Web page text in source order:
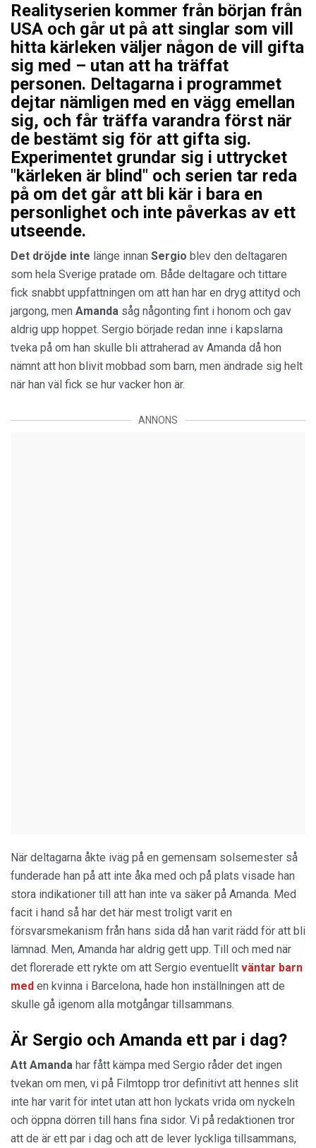
Realityserien kommer från början från
USA och går ut på att singlar som vill
hitta kärleken väljer någon de vill gifta
sig med – utan att ha träffat
personen. Deltagarna i programmet
dejtar nämligen med en vägg emellan
sig, och får träffa varandra först när
de bestämt sig för att gifta sig.
Experimentet grundar sig i uttrycket
"kärleken är blind" och serien tar reda
på om det går att bli kär i bara en
personlighet och inte påverkas av ett
utseende.
Det dröjde inte länge innan Sergio blev den deltagaren
som hela Sverige pratade om. Både deltagare och tittare
fick snabbt uppfattningen om att han har en dryg attityd och
jargong, men Amanda såg någonting fint i honom och gav
aldrig upp hoppet. Sergio började redan inne i kapslarna
tveka på om han skulle bli attraherad av Amanda då hon
nämnt att hon blivit mobbad som barn, men ändrade sig helt
när han väl fick se hur vacker hon är.
ANNONS
När deltagarna åkte iväg på en gemensam solsemester så
funderade han på att inte åka med och på plats visade han
stora indikationer till att han inte va säker på Amanda. Med
facit i hand så har det här mest troligt varit en
försvarsmekanism från hans sida då han varit rädd för att bli
lämnad. Men, Amanda har aldrig gett upp. Till och med när
det florerade ett rykte om att Sergio eventuellt väntar barn
med en kvinna i Barcelona, hade hon inställningen att de
skulle gå igenom alla motgångar tillsammans.
Är Sergio och Amanda ett par i dag?
Att Amanda har fått kämpa med Sergio råder det ingen
tvekan om men, vi på Filmtopp tror definitivt att hennes slit
inte har varit för intet utan att hon lyckats vrida om nyckeln
och öppna dörren till hans fina sidor. Vi på redaktionen tror
att de är ett par i dag och att de lever lyckliga tillsammans,